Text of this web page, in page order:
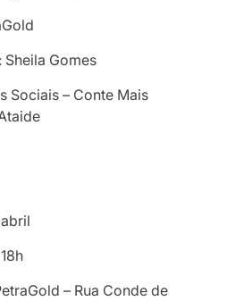
Sheila Gomes
Sociais – Conte Mais
– Rua Conde de